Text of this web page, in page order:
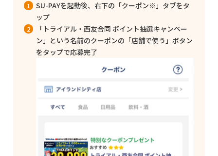
SU-PAYを起動後、右下の「クーポン※」タブをタ
ップ
「トライアル・西友合同 ポイント抽選キャンペー
ン」という名前のクーポンの「店舗で使う」ボタン
をタップで応募完了